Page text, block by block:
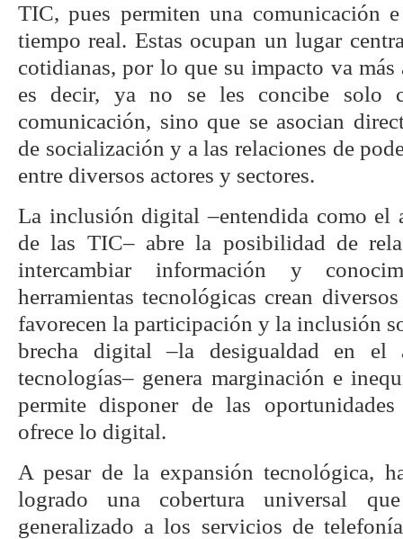
TIC, pues permiten una comunicación
tiempo real. Estas ocupan un lugar
cotidianas, por lo que su impacto va
es decir, ya no se les concibe solo
comunicación, sino que se asocian
de socialización y a las relaciones de
entre diversos actores y sectores.
La inclusión digital –entendida como el
de las TIC– abre la posibilidad de
intercambiar información y
herramientas tecnológicas crean
favorecen la participación y la inclusión
brecha digital –la desigualdad en
tecnologías– genera marginación e
permite disponer de las
ofrece lo digital.
A pesar de la expansión tecnológica,
logrado una cobertura universal
generalizado a los servicios de